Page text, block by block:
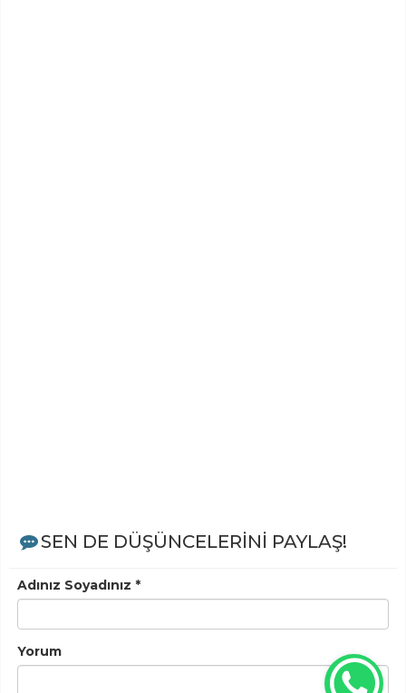
SEN DE DÜŞÜNCELERİNİ PAYLAŞ!
Adınız Soyadınız *
Yorum